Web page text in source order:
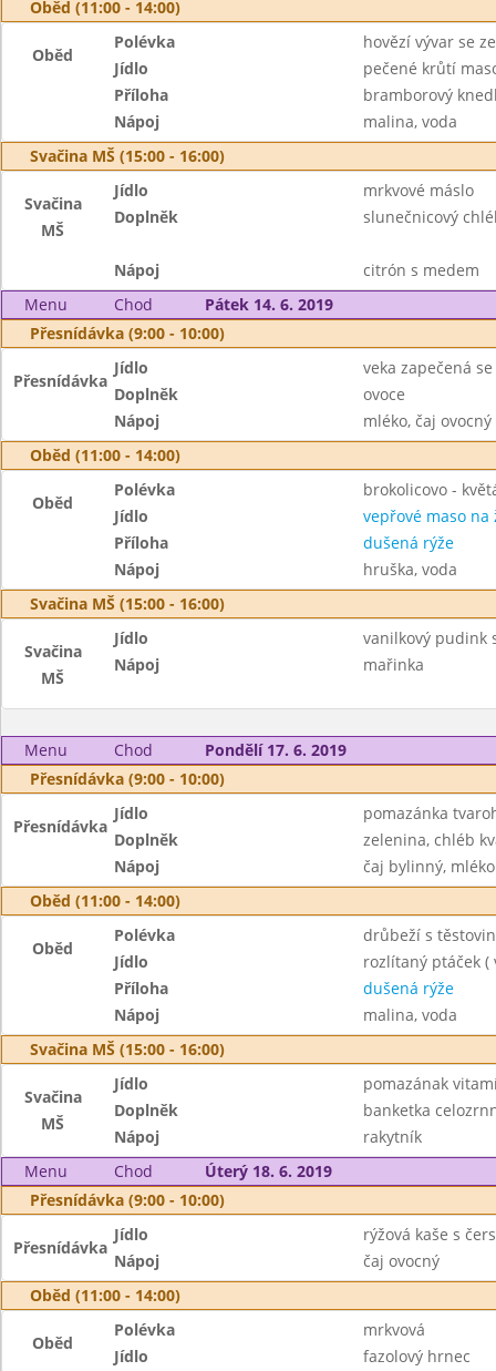
Oběd (11:00 - 14:00)
Oběd
Polévka
hovězí vývar se
Jídlo
pečené krůtí
Příloha
bramborový
Nápoj
malina, voda
Svačina MŠ (15:00 - 16:00)
Svačina
MŠ
Jídlo
mrkvové máslo
Doplněk
slunečnicový
Nápoj
citrón s medem
Menu
Chod
Pátek 14. 6. 2019
Přesnídávka (9:00 - 10:00)
Přesnídávka
Jídlo
veka zapečená
Doplněk
ovoce
Nápoj
mléko, čaj ovocný
Oběd (11:00 - 14:00)
Oběd
Polévka
brokolicovo -
Jídlo
vepřové maso na
Příloha
dušená rýže
Nápoj
hruška, voda
Svačina MŠ (15:00 - 16:00)
Svačina
MŠ
Jídlo
vanilkový pudink
Nápoj
mařinka
Menu Chod
Pondělí 17. 6. 2019
Přesnídávka (9:00 - 10:00)
Přesnídávka
Jídlo
pomazánka
Doplněk
zelenina, chléb
Nápoj
čaj bylinný, mléko
Oběd (11:00 - 14:00)
Oběd
Polévka
drůbeží s
Jídlo
rozlítaný ptáček (
Příloha
dušená rýže
Nápoj
malina, voda
Svačina MŠ (15:00 - 16:00)
Svačina
MŠ
Jídlo
pomazának
Doplněk
banketka
Nápoj
rakytník
Menu
Chod
Úterý 18. 6. 2019
Přesnídávka (9:00 - 10:00)
Přesnídávka
Jídlo
rýžová kaše s
Nápoj
čaj ovocný
Oběd (11:00 - 14:00)
Oběd
Polévka
mrkvová
Jídlo
fazolový hrnec